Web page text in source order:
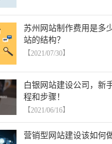
苏州网站制作费用是多
站的结构？
【2021/07/30】
白银网站建设公司，新
程和步骤！
【2021/06/16】
营销型网站建设该如何